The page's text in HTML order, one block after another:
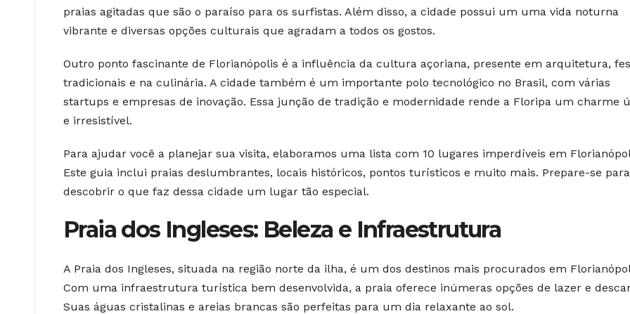
praias agitadas que são o paraíso para os surfistas. Além disso, a cidade possui um uma vida noturna
vibrante e diversas opções culturais que agradam a todos os gostos.
Outro ponto fascinante de Florianópolis é a influência da cultura açoriana, presente em arquitetura,
tradicionais e na culinária. A cidade também é um importante polo tecnológico no Brasil, com várias
startups e empresas de inovação. Essa junção de tradição e modernidade rende a Floripa um charme
e irresistível.
Para ajudar você a planejar sua visita, elaboramos uma lista com 10 lugares imperdíveis em
Este guia inclui praias deslumbrantes, locais históricos, pontos turísticos e muito mais. Prepare-se para
descobrir o que faz dessa cidade um lugar tão especial.
Praia dos Ingleses: Beleza e Infraestrutura
A Praia dos Ingleses, situada na região norte da ilha, é um dos destinos mais procurados em
Com uma infraestrutura turística bem desenvolvida, a praia oferece inúmeras opções de lazer e
Suas águas cristalinas e areias brancas são perfeitas para um dia relaxante ao sol.